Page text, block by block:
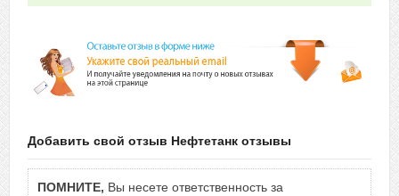
Добавить свой отзыв Нефтетанк отзывы
ПОМНИТЕ, Вы несете ответственность за